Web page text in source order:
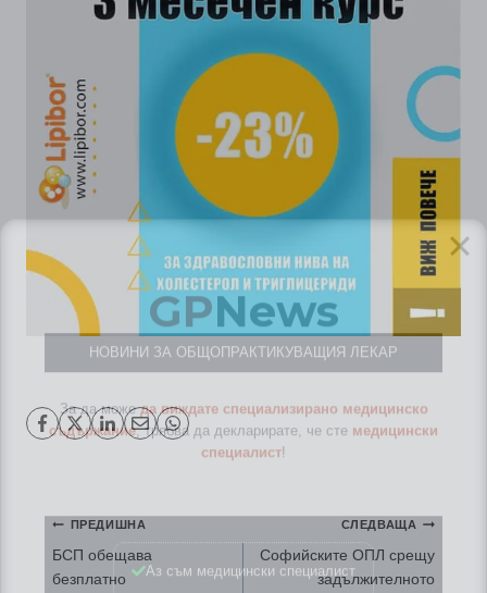
Навигация
ПРЕДИШНА
БСП обещава
безплатно
СЛЕДВАЩА
Софийските ОПЛ срещу
задължителното
GPNews
НОВИНИ ЗА ОБЩОПРАКТИКУВАЩИЯ ЛЕКАР
За да можеда виждате специализирано медицинско
специалист!
Аз съм медицински специалист